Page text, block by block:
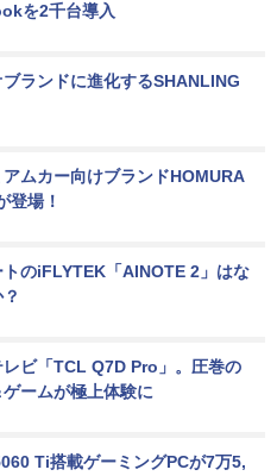
を2千台導入
ランドに進化するSHANLING
ムカー向けブランドHOMURA
登場！
のiFLYTEK「AINOTE 2」はな
ビ「TCL Q7D Pro」。圧巻の
ームが極上体験に
Ti搭載ゲーミングPCが7万5,